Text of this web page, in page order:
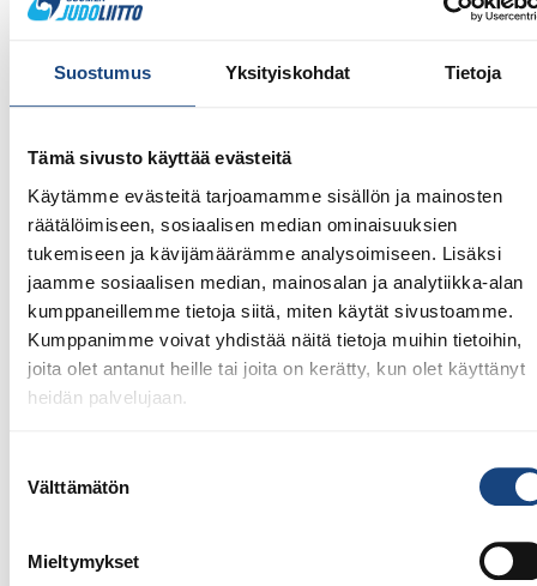
Suostumus Yksityiskohdat Tietoja
Tämä sivusto käyttää evästeitä
Käytämme evästeitä tarjoamamme sisällön ja mainosten
räätälöimiseen, sosiaalisen median ominaisuuksien
tukemiseen ja kävijämäärämme analysoimiseen. Lisäksi
jaamme sosiaalisen median, mainosalan ja analytiikka-alan
kumppaneillemme tietoja siitä, miten käytät sivustoamme.
Kumppanimme voivat yhdistää näitä tietoja muihin tietoihin,
joita olet antanut heille tai joita on kerätty, kun olet käyttänyt
heidän palvelujaan.
valinta
Välttämätön
Mieltymykset
28.7.2026
Uudet lisenssit ostettavissa
Voit 1.8.2026 lähtien ostaa Judoliiton lisenssin kaudelle